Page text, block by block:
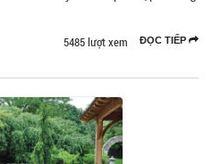
ĐỌC TIẾP
5485 lượt xem